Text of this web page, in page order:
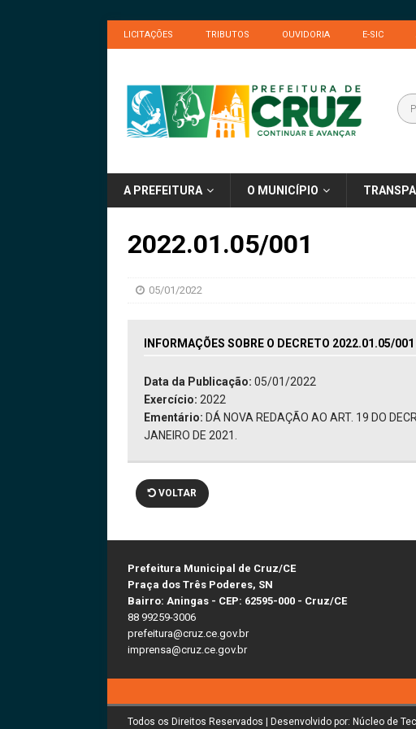
LICITAÇÕES TRIBUTOS OUVIDORIA E-SIC
A PREFEITURA O MUNICÍPIO
2022.01.05/001
05/01/2022
INFORMAÇÕES SOBRE O DECRETO 2022.01.05/001
Data da Publicação: 05/01/2022
Exercício: 2022
Ementário: DÁ NOVA REDAÇÃO AO ART. 19 DO
JANEIRO DE 2021.
VOLTAR
Prefeitura Municipal de Cruz/CE
Praça dos Três Poderes, SN
Bairro: Aningas - CEP: 62595-000 - Cruz/CE
88 99259-3006
prefeitura@cruz.ce.gov.br
imprensa@cruz.ce.gov.br
Todos os Direitos Reservados | Desenvolvido por: Núcleo de